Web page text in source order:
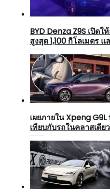
BYD Denza Z9S เปิด
สูงสุด 1,100 กิโลเมตร
เผยภายใน Xpeng
เทียบกับรถในคลาสเดีย